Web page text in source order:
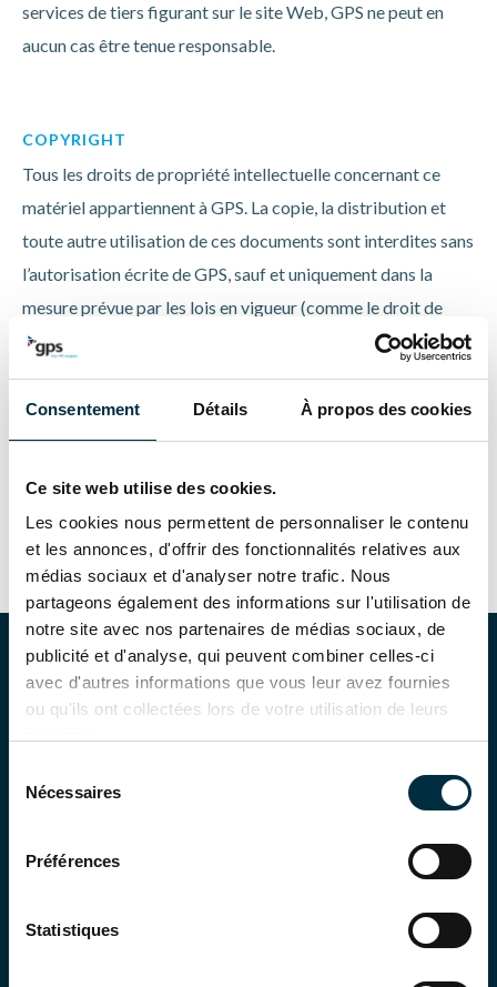
Consentement Détails À propos des cookies
Ce site web utilise des cookies.
Les cookies nous permettent de personnaliser le contenu
et les annonces, d'offrir des fonctionnalités relatives aux
médias sociaux et d'analyser notre trafic. Nous
partageons également des informations sur l'utilisation de
notre site avec nos partenaires de médias sociaux, de
publicité et d'analyse, qui peuvent combiner celles-ci
avec d'autres informations que vous leur avez fournies
ou qu'ils ont collectées lors de votre utilisation de leurs
Nécessaires
Préférences
Statistiques
services de tiers figurant sur le site Web, GPS ne peut en
aucun cas être tenue responsable.
COPYRIGHT
Tous les droits de propriété intellectuelle concernant ce
matériel appartiennent à GPS. La copie, la distribution et
toute autre utilisation de ces documents sont interdites sans
l’autorisation écrite de GPS, sauf et uniquement dans la
mesure prévue par les lois en vigueur (comme le droit de
citer), sauf indication contraire pour certains documents. Il
est interdit d’inclure des pages Web ou des éléments
individuels (tels que des images, des vidéos ou des
applications interactives) du Site dans un frameset ou de les